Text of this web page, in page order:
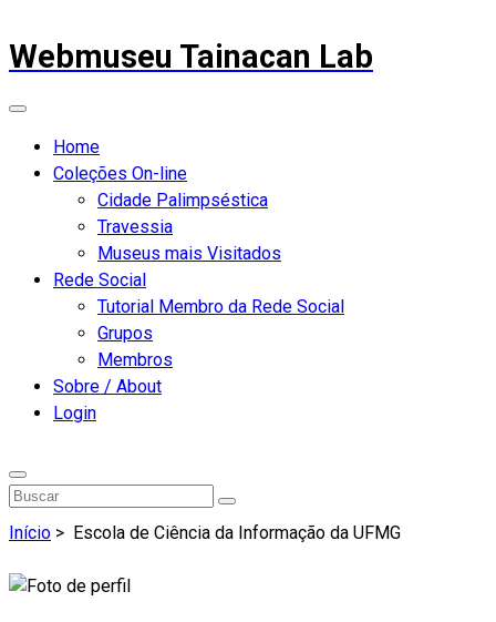
Webmuseu Tainacan Lab
Home
Coleções On-line
Cidade Palimpséstica
Travessia
Museus mais Visitados
Rede Social
Tutorial Membro da Rede Social
Grupos
Membros
Sobre / About
Login
Início > Escola de Ciência da Informação da UFMG